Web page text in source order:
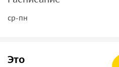
ср-пн
Это